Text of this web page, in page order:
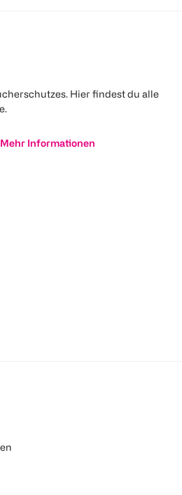
Hier findest du alle
Mehr Informationen